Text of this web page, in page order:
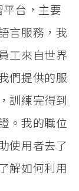
台，主要
言服務，我
工來自世界
們提供的服
訓練完得到
。我的職位
使用者去了
解如何利用